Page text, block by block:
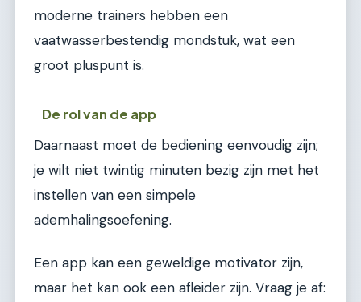
moderne trainers hebben een
vaatwasserbestendig mondstuk, wat een
groot pluspunt is.
De rol van de app
Daarnaast moet de bediening eenvoudig zijn;
je wilt niet twintig minuten bezig zijn met het
instellen van een simpele
ademhalingsoefening.
Een app kan een geweldige motivator zijn,
maar het kan ook een afleider zijn. Vraag je af: